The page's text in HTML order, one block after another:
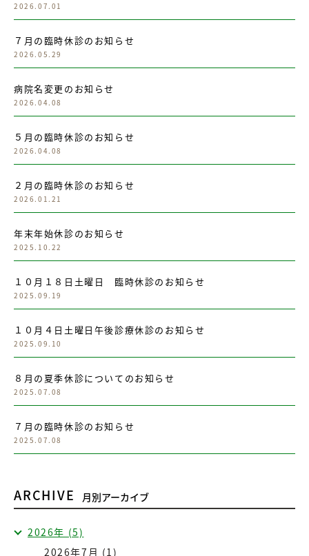
2026.07.01
７月の臨時休診のお知らせ
2026.05.29
病院名変更のお知らせ
2026.04.08
５月の臨時休診のお知らせ
2026.04.08
２月の臨時休診のお知らせ
2026.01.21
年末年始休診のお知らせ
2025.10.22
１０月１８日土曜日 臨時休診のお知らせ
2025.09.19
１０月４日土曜日午後診療休診のお知らせ
2025.09.10
８月の夏季休診についてのお知らせ
2025.07.08
７月の臨時休診のお知らせ
2025.07.08
ARCHIVE 月別アーカイブ
2026年 (5)
2026年7月 (1)